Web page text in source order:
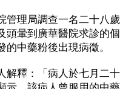
理局調查一名二十八歲
頭暈到廣華醫院求診的
的中藥粉後出現病徵。
釋：「病人於七月二十